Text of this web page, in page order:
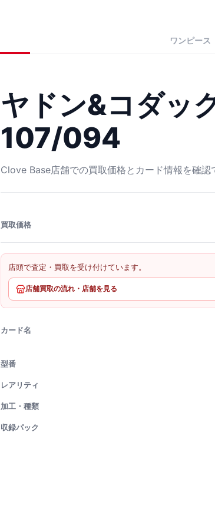
ワンピース
ヤドン&コダッ
107/094
Clove Base店舗での買取価格とカード情報を確認
買取価格
店頭で査定・買取を受け付けています。
店舗買取の流れ・店舗を見る
カード名
型番
レアリティ
加工・種類
収録パック